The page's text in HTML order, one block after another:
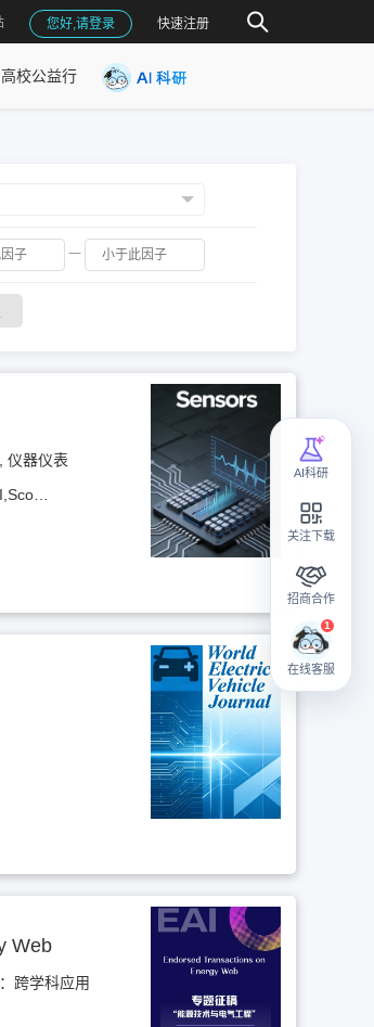
您好,请登录 快速注册
高校公益行
一
仪器仪表
Web
跨学科应用
AI科研
关注下载
招商合作
在线客服